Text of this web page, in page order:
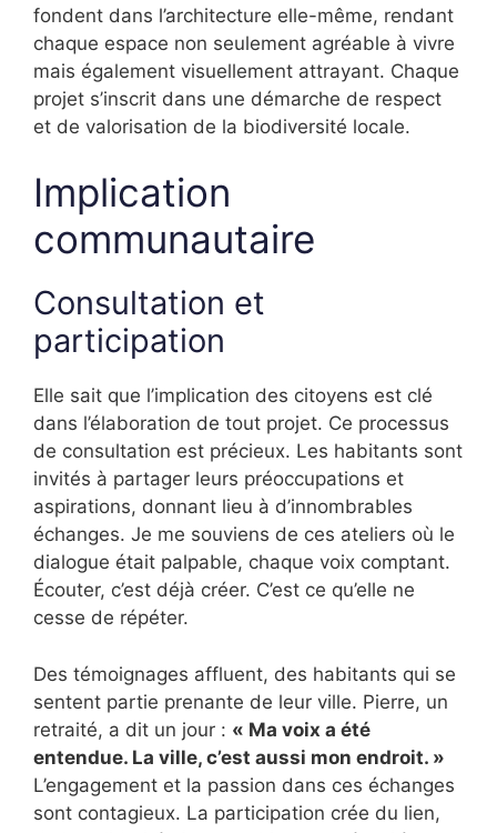
fondent dans l’architecture elle-même, rendant
chaque espace non seulement agréable à vivre
mais également visuellement attrayant. Chaque
projet s’inscrit dans une démarche de respect
et de valorisation de la biodiversité locale.
Implication
communautaire
Consultation et
participation
Elle sait que l’implication des citoyens est clé
dans l’élaboration de tout projet. Ce processus
de consultation est précieux. Les habitants sont
invités à partager leurs préoccupations et
aspirations, donnant lieu à d’innombrables
échanges. Je me souviens de ces ateliers où le
dialogue était palpable, chaque voix comptant.
Écouter, c’est déjà créer. C’est ce qu’elle ne
cesse de répéter.
Des témoignages affluent, des habitants qui se
sentent partie prenante de leur ville. Pierre, un
retraité, a dit un jour : « Ma voix a été
entendue. La ville, c’est aussi mon endroit. »
L’engagement et la passion dans ces échanges
sont contagieux. La participation crée du lien,